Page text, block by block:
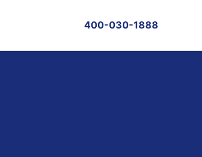
400-030-1888